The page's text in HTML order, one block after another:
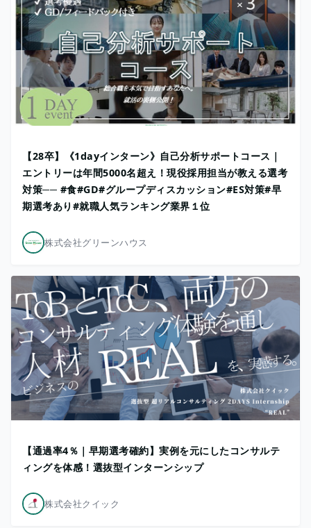
​【28卒】《1dayインターン》自己分析サポートコース｜
エントリーは年間5000名超え！現役採用担当が教える選考
対策── #食#GD#グループディスカッション#ES対策#早
期選考あり#就職人気ランキング業界１位
株式会社グリーンハウス
【通過率4％｜早期選考確約】実例を元にしたコンサルテ
ィングを体感！選抜型インターンシップ
株式会社クイック